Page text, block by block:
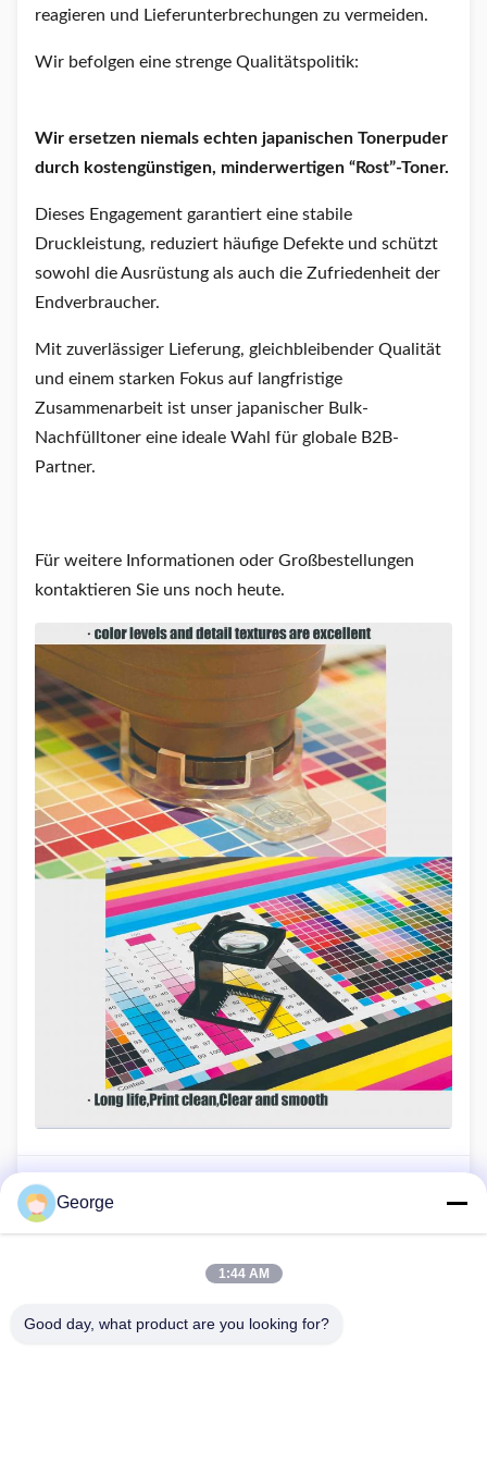
reagieren und Lieferunterbrechungen zu vermeiden.
Wir befolgen eine strenge Qualitätspolitik:
Wir ersetzen niemals echten japanischen Tonerpuder
durch kostengünstigen, minderwertigen “Rost”-Toner.
Dieses Engagement garantiert eine stabile
Druckleistung, reduziert häufige Defekte und schützt
sowohl die Ausrüstung als auch die Zufriedenheit der
Endverbraucher.
Mit zuverlässiger Lieferung, gleichbleibender Qualität
und einem starken Fokus auf langfristige
Zusammenarbeit ist unser japanischer Bulk-
Nachfülltoner eine ideale Wahl für globale B2B-
Partner.
Für weitere Informationen oder Großbestellungen
kontaktieren Sie uns noch heute.
Vorheriger Beitrag
Eastoner verstärkt die Qualitätskontrolle mit einer neuen
George
1:44 AM
Good day, what product are you looking for?